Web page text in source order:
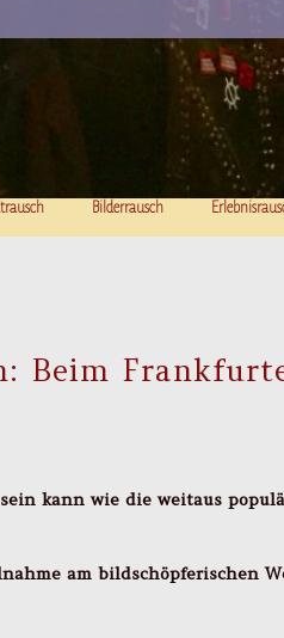
Bilderrausch
Beim
kann wie die weitaus
am bildschöpferischen